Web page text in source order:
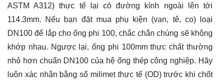
ASTM A312) thực tế lại có đường kính ngoài lên tới
114.3mm. Nếu bạn đặt mua phụ kiện (van, tê, co) loại
DN100 để lắp cho ống phi 100, chắc chắn chúng sẽ không
khớp nhau. Ngược lại, ống phi 100mm thực chất thường
nhỏ hơn chuẩn DN100 của hệ ống thép công nghiệp. Hãy
luôn xác nhận bằng số milimet thực tế (OD) trước khi chốt